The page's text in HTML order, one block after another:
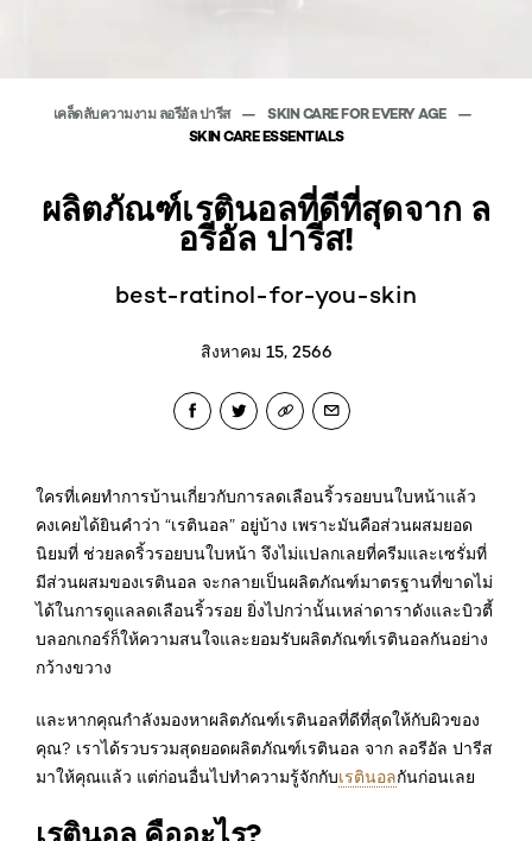
เคล็ดลับความงาม ลอรีอัล ปารีส
SKIN CARE FOR EVERY AGE
SKIN CARE ESSENTIALS
ผลิตภัณฑ์เรตินอลที่ดีที่สุดจาก ล
อรีอัล ปารีส!
best-ratinol-for-you-skin
สิงหาคม 15, 2566
ใครที่เคยทำการบ้านเกี่ยวกับการลดเลือนริ้วรอยบนใบหน้าแล้ว
คงเคยได้ยินคำว่า “เรตินอล” อยู่บ้าง เพราะมันคือส่วนผสมยอด
นิยมที่ ช่วยลดริ้วรอยบนใบหน้า จึงไม่แปลกเลยที่ครีมและเซรั่มที่
มีส่วนผสมของเรตินอล จะกลายเป็นผลิตภัณฑ์มาตรฐานที่ขาดไม่
ได้ในการดูแลลดเลือนริ้วรอย ยิ่งไปกว่านั้นเหล่าดาราดังและบิวตี้
บลอกเกอร์ก็ให้ความสนใจและยอมรับผลิตภัณฑ์เรตินอลกันอย่าง
กว้างขวาง
และหากคุณกำลังมองหาผลิตภัณฑ์เรตินอลที่ดีที่สุดให้กับผิวของ
คุณ? เราได้รวบรวมสุดยอดผลิตภัณฑ์เรตินอล จาก ลอรีอัล ปารีส
มาให้คุณแล้ว แต่ก่อนอื่นไปทำความรู้จักกับเรตินอลกันก่อนเลย